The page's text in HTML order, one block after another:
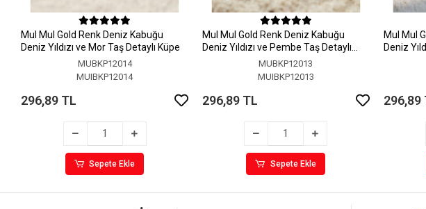
MuI MuI Gold Renk Deniz Kabuğu
Deniz Yıldızı ve Mor Taş Detaylı Küpe
MUBKP12014
MUIBKP12014
296,89 TL
Sepete Ekle
MuI MuI Gold Renk Deniz Kabuğu
Deniz Yıldızı ve Pembe Taş Detaylı
MUBKP12013
MUIBKP12013
296,89 TL
Sepete Ekle
MuI MuI
Deniz
296,89